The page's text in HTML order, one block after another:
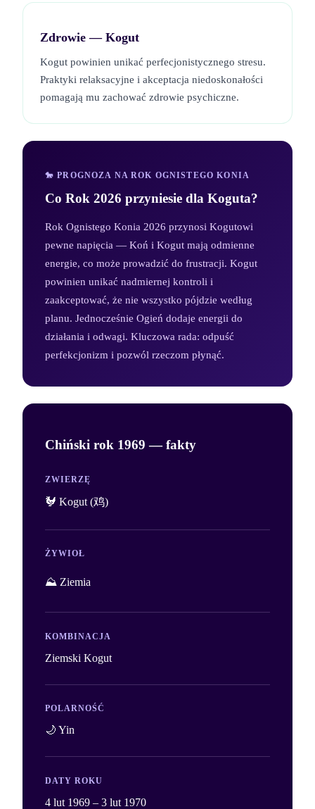
Zdrowie — Kogut
Kogut powinien unikać perfecjonistycznego stresu.
Praktyki relaksacyjne i akceptacja niedoskonałości
pomagają mu zachować zdrowie psychiczne.
🐎 PROGNOZA NA ROK OGNISTEGO KONIA
Co Rok 2026 przyniesie dla Koguta?
Rok Ognistego Konia 2026 przynosi Kogutowi
pewne napięcia — Koń i Kogut mają odmienne
energie, co może prowadzić do frustracji. Kogut
powinien unikać nadmiernej kontroli i
zaakceptować, że nie wszystko pójdzie według
planu. Jednocześnie Ogień dodaje energii do
działania i odwagi. Kluczowa rada: odpuść
perfekcjonizm i pozwól rzeczom płynąć.
Chiński rok 1969 — fakty
ZWIERZĘ
🐓 Kogut (鸡)
ŻYWIOŁ
⛰️ Ziemia
KOMBINACJA
Ziemski Kogut
POLARNOŚĆ
🌙 Yin
DATY ROKU
4 lut 1969 – 3 lut 1970